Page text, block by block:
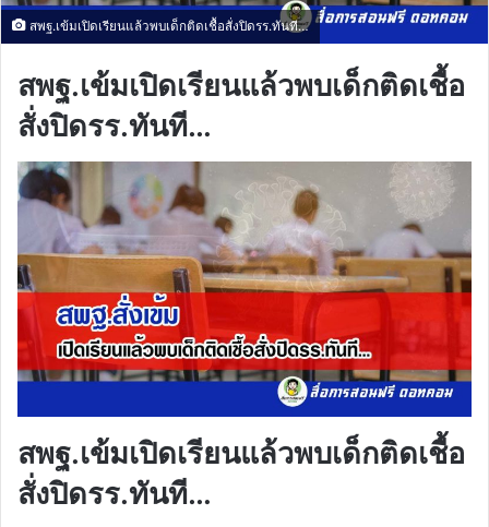
สพฐ.เข้มเปิดเรียนแล้วพบเด็กติดเชื้อสั่งปิดรร.ทันที…
สพฐ.เข้มเปิดเรียนแล้วพบเด็กติดเชื้อ
สั่งปิดรร.ทันที…
สพฐ.เข้มเปิดเรียนแล้วพบเด็กติดเชื้อ
สั่งปิดรร.ทันที…